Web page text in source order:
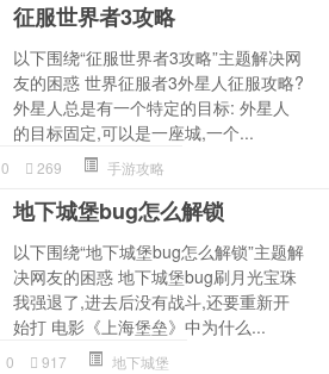
征服世界者3攻略
以下围绕“征服世界者3攻略”主题解决网
友的困惑 世界征服者3外星人征服攻略?
外星人总是有一个特定的目标: 外星人
的目标固定,可以是一座城,一个...
0 269 手游攻略
地下城堡bug怎么解锁
以下围绕“地下城堡bug怎么解锁”主题解
决网友的困惑 地下城堡bug刷月光宝珠
我强退了,进去后没有战斗,还要重新开
始打 电影《上海堡垒》中为什么...
0 917 地下城堡